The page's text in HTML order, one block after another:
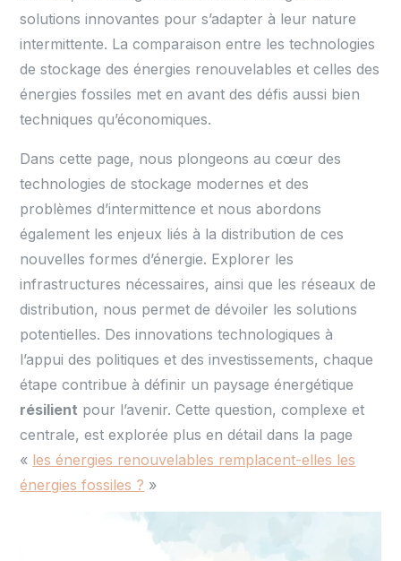
solutions innovantes pour s’adapter à leur nature
intermittente. La comparaison entre les technologies
de stockage des énergies renouvelables et celles des
énergies fossiles met en avant des défis aussi bien
techniques qu’économiques.
Dans cette page, nous plongeons au cœur des
technologies de stockage modernes et des
problèmes d’intermittence et nous abordons
également les enjeux liés à la distribution de ces
nouvelles formes d’énergie. Explorer les
infrastructures nécessaires, ainsi que les réseaux de
distribution, nous permet de dévoiler les solutions
potentielles. Des innovations technologiques à
l’appui des politiques et des investissements, chaque
étape contribue à définir un paysage énergétique
résilient pour l’avenir. Cette question, complexe et
centrale, est explorée plus en détail dans la page
« les énergies renouvelables remplacent-elles les
énergies fossiles ? »